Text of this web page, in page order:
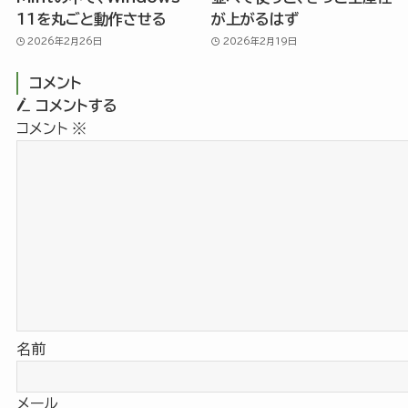
11を丸ごと動作させる
2026年2月26日
が上がるはず
2026年2月19日
コメント
コメントする
コメント ※
名前
メール